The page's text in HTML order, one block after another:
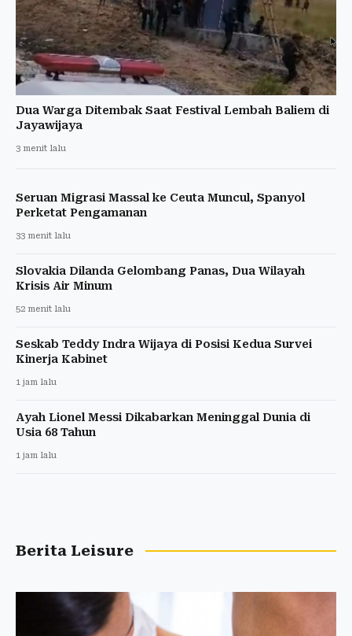
Dua Warga Ditembak Saat Festival Lembah Baliem di
Jayawijaya
3 menit lalu
Seruan Migrasi Massal ke Ceuta Muncul, Spanyol
Perketat Pengamanan
33 menit lalu
Slovakia Dilanda Gelombang Panas, Dua Wilayah
Krisis Air Minum
52 menit lalu
Seskab Teddy Indra Wijaya di Posisi Kedua Survei
Kinerja Kabinet
1 jam lalu
Ayah Lionel Messi Dikabarkan Meninggal Dunia di
Usia 68 Tahun
1 jam lalu
Berita Leisure